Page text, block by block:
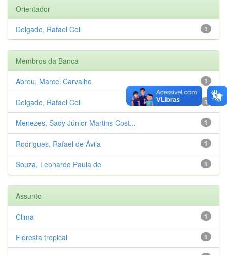
Orientador
1
Delgado, Rafael Coll
Membros da Banca
1
Abreu, Marcel Carvalho
1
Delgado, Rafael Coll
1
Menezes, Sady Júnior Martins Cost...
1
Rodrigues, Rafael de Ávila
1
Souza, Leonardo Paula de
Assunto
1
Clima
1
Floresta tropical